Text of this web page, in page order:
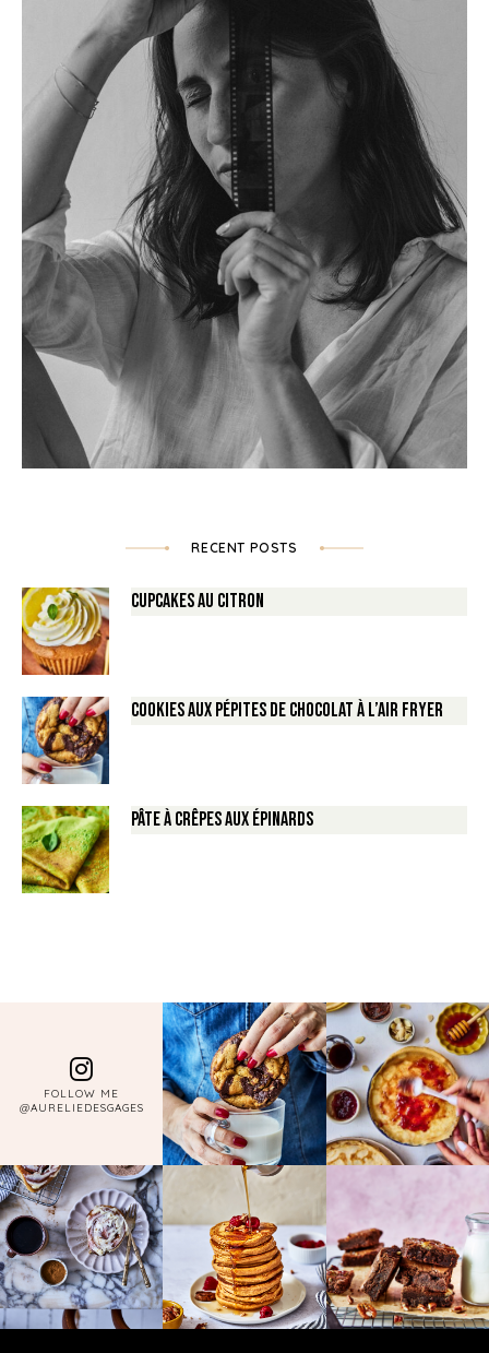
RECENT POSTS
Cupcakes au Citron
Cookies aux pépites de Chocolat à l’air fryer
Pâte à crêpes aux épinards
FOLLOW ME
@AURELIEDESGAGES